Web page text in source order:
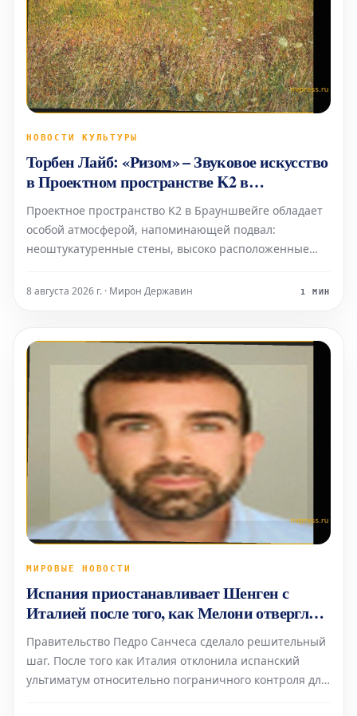
НОВОСТИ КУЛЬТУРЫ
Торбен Лайб: «Ризом» – Звуковое искусство
в Проектном пространстве K2 в
Брауншвейге
Проектное пространство K2 в Брауншвейге обладает
особой атмосферой, напоминающей подвал:
неоштукатуренные стены, высоко расположенные
верхних этажей. В этом уникальном окружении
8 августа 2026 г. · Мирон Державин 1 МИН
МИРОВЫЕ НОВОСТИ
Испания приостанавливает Шенген с
Италией после того, как Мелони отвергла
ультиматум Санчеса
Правительство Педро Санчеса сделало решительный
шаг. После того как Италия отклонила испанский
ультиматум относительно пограничного контроля для